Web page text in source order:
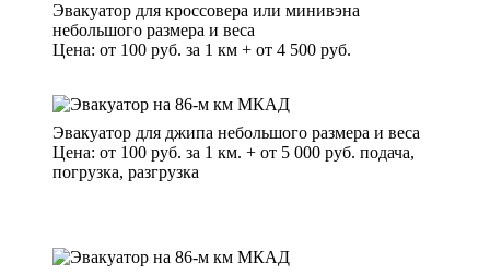
Эвакуатор для кроссовера или минивэна
небольшого размера и веса
Цена: от 100 руб. за 1 км + от 4 500 руб.
Эвакуатор для джипа небольшого размера и веса
Цена: от 100 руб. за 1 км. + от 5 000 руб. подача,
погрузка, разгрузка